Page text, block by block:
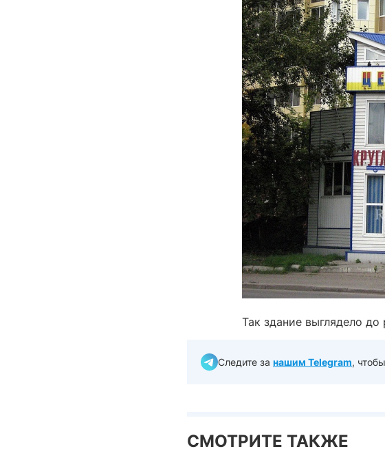
Так здание выглядело
Следите за нашим Telegram,
СМОТРИТЕ ТАКЖЕ